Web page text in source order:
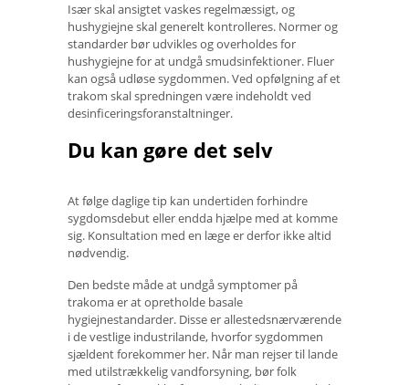
Især skal ansigtet vaskes regelmæssigt, og
hushygiejne skal generelt kontrolleres. Normer og
standarder bør udvikles og overholdes for
hushygiejne for at undgå smudsinfektioner. Fluer
kan også udløse sygdommen. Ved opfølgning af et
trakom skal spredningen være indeholdt ved
desinficeringsforanstaltninger.
Du kan gøre det selv
At følge daglige tip kan undertiden forhindre
sygdomsdebut eller endda hjælpe med at komme
sig. Konsultation med en læge er derfor ikke altid
nødvendig.
Den bedste måde at undgå symptomer på
trakoma er at opretholde basale
hygiejnestandarder. Disse er allestedsnærværende
i de vestlige industrilande, hvorfor sygdommen
sjældent forekommer her. Når man rejser til lande
med utilstrækkelig vandforsyning, bør folk